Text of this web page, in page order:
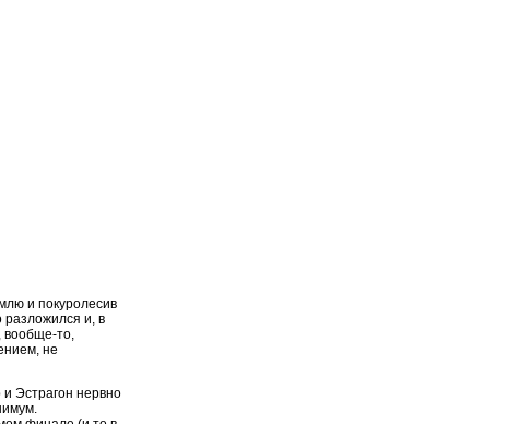
и покуролесив
разложился и, в
вообще-то,
не
Эстрагон нервно